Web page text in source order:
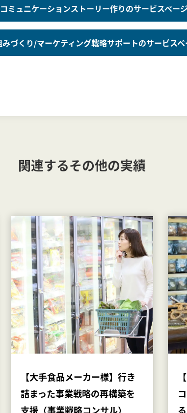
ミュニケーションストーリー作りのサービスペー
づくり/マーケティング戦略サポートのサービス
関連するその他の実績
【大手食品メーカー様】行き
詰まった事業戦略の再構築を
支援（事業戦略コンサル）